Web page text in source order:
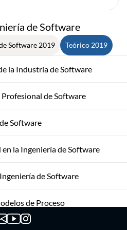
de Software
Software 2019 Teórico 2019
la Industria de Software
de Software
Software
la Ingeniería de Software
de Software
de Proceso